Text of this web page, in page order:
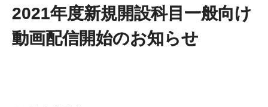
2021年度新規開設科目一般向け
動画配信開始のお知らせ